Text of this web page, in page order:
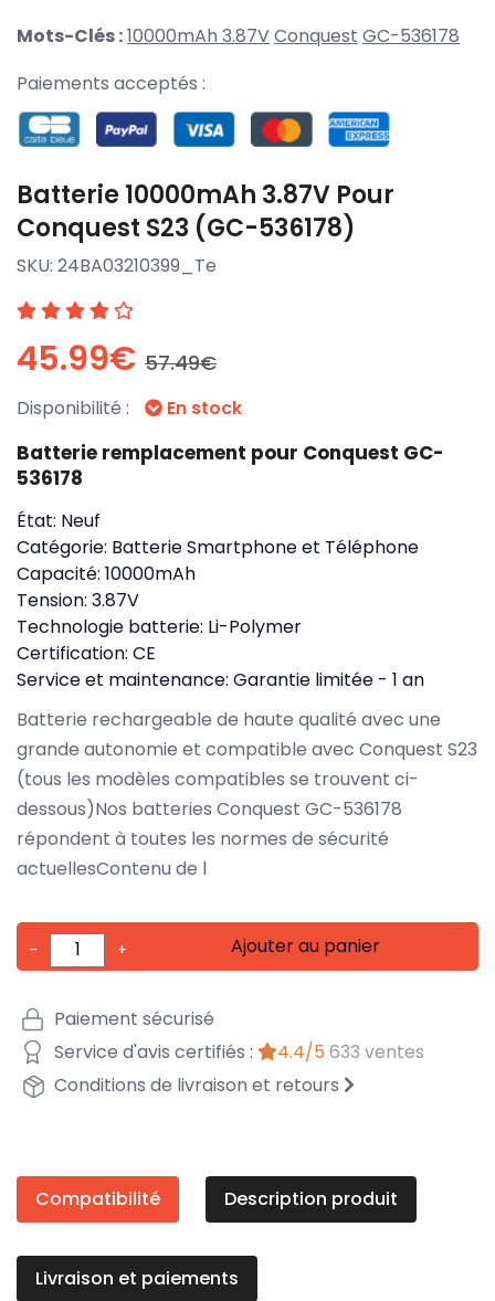
Mots-Clés :10000mAh 3.87VConquest GC-536178
Paiements acceptés :
Batterie 10000mAh 3.87V Pour
Conquest S23 (GC-536178)
SKU: 24BA03210399_Te
45.99€ 57.49€
Disponibilité : En stock
Batterie remplacement pour Conquest GC-
536178
État: Neuf
Catégorie: Batterie Smartphone et Téléphone
Capacité: 10000mAh
Tension: 3.87V
Technologie batterie: Li-Polymer
Certification: CE
Service et maintenance: Garantie limitée - 1 an
Batterie rechargeable de haute qualité avec une
grande autonomie et compatible avec Conquest S23
(tous les modèles compatibles se trouvent ci-
dessous)Nos batteries Conquest GC-536178
répondent à toutes les normes de sécurité
actuellesContenu de l
- + Ajouter au panier
Paiement sécurisé
Service d'avis certifiés :
4.4/5 633 ventes
Conditions de livraison et retours
Compatibilité Description produit
Livraison et paiements